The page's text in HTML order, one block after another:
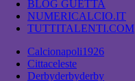
BLOG GUETTA
NUMERICALCIO.IT
TUTTITALENTI.COM
Calcionapoli1926
Cittaceleste
Derbyderbyderby